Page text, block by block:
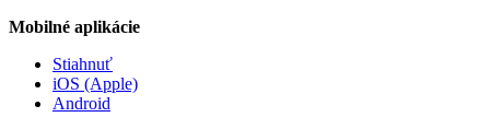
Mobilné aplikácie
Stiahnuť
iOS (Apple)
Android